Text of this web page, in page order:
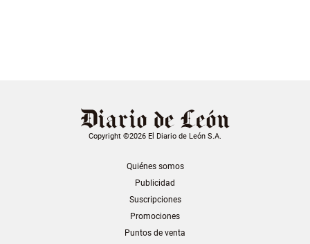
Copyright ©2026 El Diario de León S.A.
Quiénes somos
Publicidad
Suscripciones
Promociones
Puntos de venta